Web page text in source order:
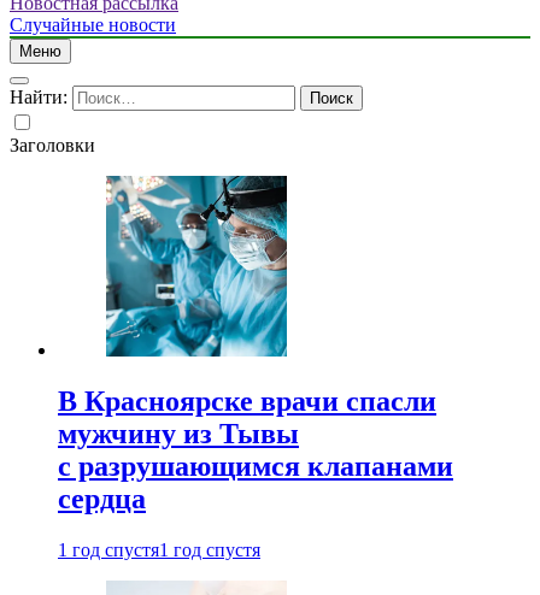
Случайные новости
Меню
Найти:
Заголовки
В Красноярске врачи спасли
мужчину из Тывы
с разрушающимся клапанами
сердца
1 год спустя1 год спустя